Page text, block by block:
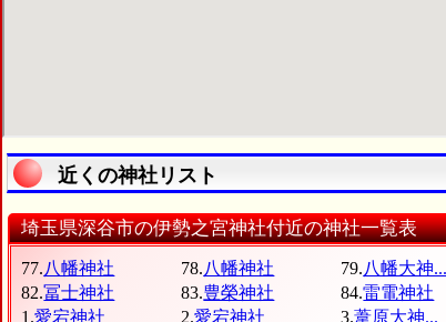
近くの神社リスト
埼玉県深谷市の伊勢之宮神社付近の神社一覧表
77.八幡神社 78.八幡神社 79.八幡大神...
82.冨士神社 83.豊榮神社 84.雷電神社
1.愛宕神社 2.愛宕神社 3.葦原大神...